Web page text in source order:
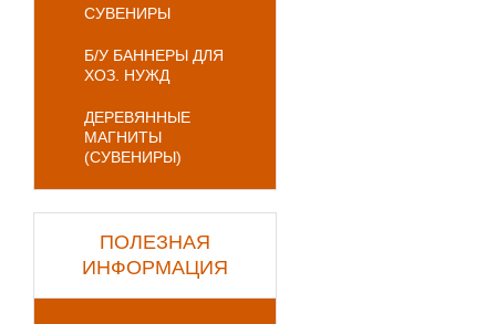
СУВЕНИРЫ
Б/У БАННЕРЫ ДЛЯ
ХОЗ. НУЖД
ДЕРЕВЯННЫЕ
МАГНИТЫ
(СУВЕНИРЫ)
ПОЛЕЗНАЯ
ИНФОРМАЦИЯ